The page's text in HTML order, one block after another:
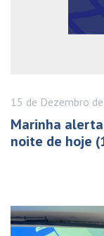
15 de Dezembro
Marinha
noite de hoje